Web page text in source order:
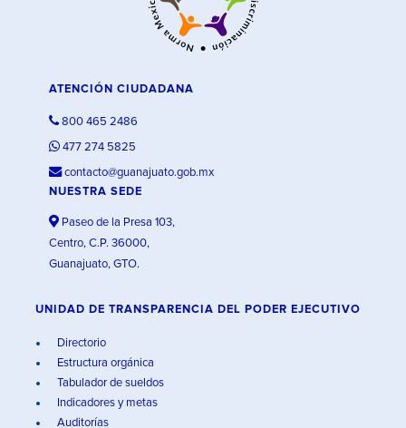
ATENCIÓN CIUDADANA
800 465 2486
477 274 5825
contacto@guanajuato.gob.mx
NUESTRA SEDE
Paseo de la Presa 103,
Centro, C.P. 36000,
Guanajuato, GTO.
UNIDAD DE TRANSPARENCIA DEL PODER EJECUTIVO
Directorio
Estructura orgánica
Tabulador de sueldos
Indicadores y metas
Auditorías